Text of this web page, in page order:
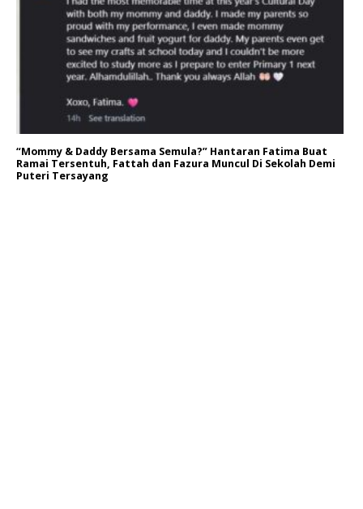
“Mommy & Daddy Bersama Semula?” Hantaran Fatima Buat
Ramai Tersentuh, Fattah dan Fazura Muncul Di Sekolah Demi
Puteri Tersayang